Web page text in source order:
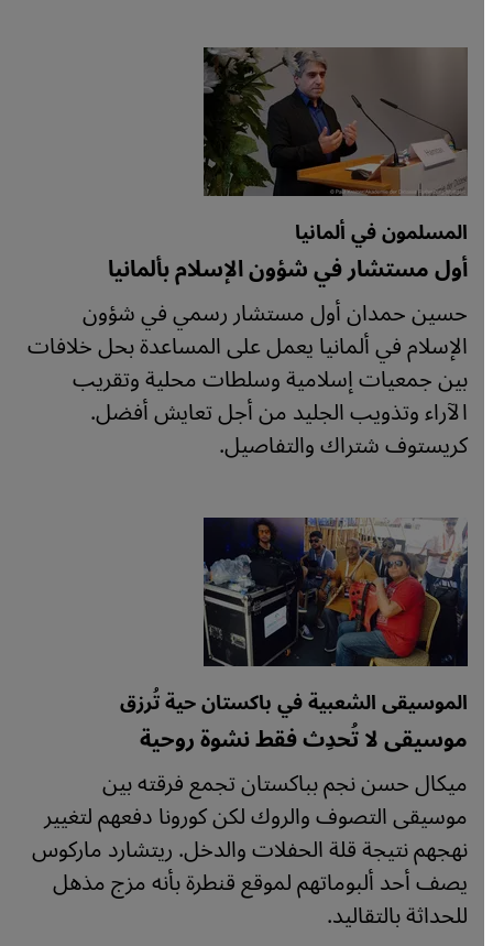
المسلمون في ألمانيا
أول مستشار في شؤون الإسلام بألمانيا
حسين حمدان أول مستشار رسمي في شؤون
الإسلام في ألمانيا يعمل على المساعدة بحل خلافات
بين جمعيات إسلامية وسلطات محلية وتقريب
الآراء وتذويب الجليد من أجل تعايش أفضل.
كريستوف شتراك والتفاصيل.
الموسيقى الشعبية في باكستان حية تُرزق
موسيقى لا تُحدِث فقط نشوة روحية
ميكال حسن نجم بباكستان تجمع فرقته بين
موسيقى التصوف والروك لكن كورونا دفعهم لتغيير
نهجهم نتيجة قلة الحفلات والدخل. ريتشارد ماركوس
يصف أحد ألبوماتهم لموقع قنطرة بأنه مزج مذهل
للحداثة بالتقاليد.